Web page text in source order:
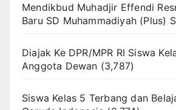
Mendikbud Muhadjir Effendi
Baru SD Muhammadiyah (Plus)
Diajak Ke DPR/MPR RI Siswa
Anggota Dewan (3,787)
Siswa Kelas 5 Terbang dan